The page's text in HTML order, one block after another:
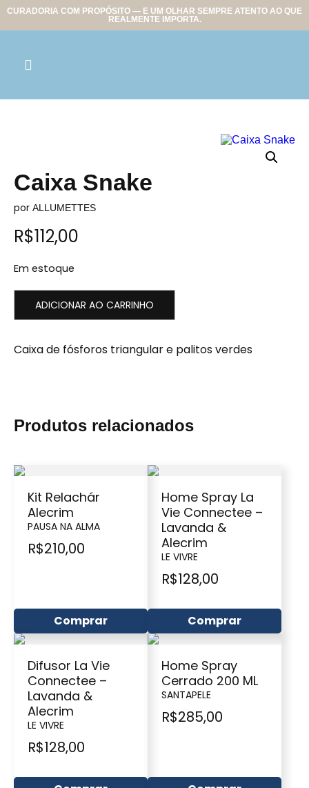
CURADORIA COM PROPÓSITO — E UM OLHAR SEMPRE ATENTO AO QUE
REALMENTE IMPORTA.
Caixa Snake
por ALLUMETTES
R$112,00
Em estoque
ADICIONAR AO CARRINHO
Caixa de fósforos triangular e palitos verdes
Produtos relacionados
Kit Relachár
Alecrim
PAUSA NA ALMA
R$210,00
Comprar
Home Spray La
Vie Connectee –
Lavanda &
Alecrim
LE VIVRE
R$128,00
Comprar
Difusor La Vie
Connectee –
Lavanda &
Alecrim
LE VIVRE
R$128,00
Home Spray
Cerrado 200 ML
SANTAPELE
R$285,00